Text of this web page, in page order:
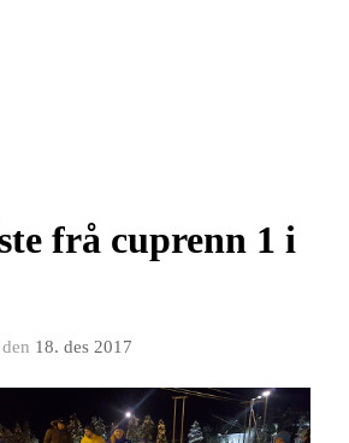
frå cuprenn 1 i
18. des 2017